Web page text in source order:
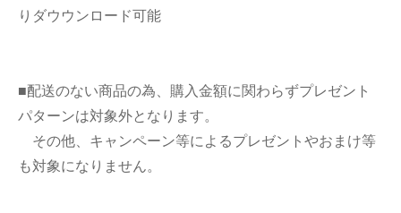
りダウウンロード可能
■配送のない商品の為、購入金額に関わらずプレゼント
パターンは対象外となります。
その他、キャンペーン等によるプレゼントやおまけ等
も対象になりません。